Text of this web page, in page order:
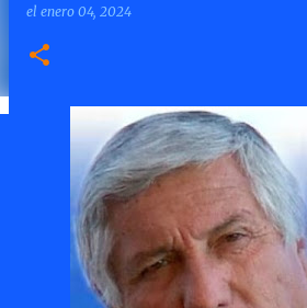
el enero 04, 2024